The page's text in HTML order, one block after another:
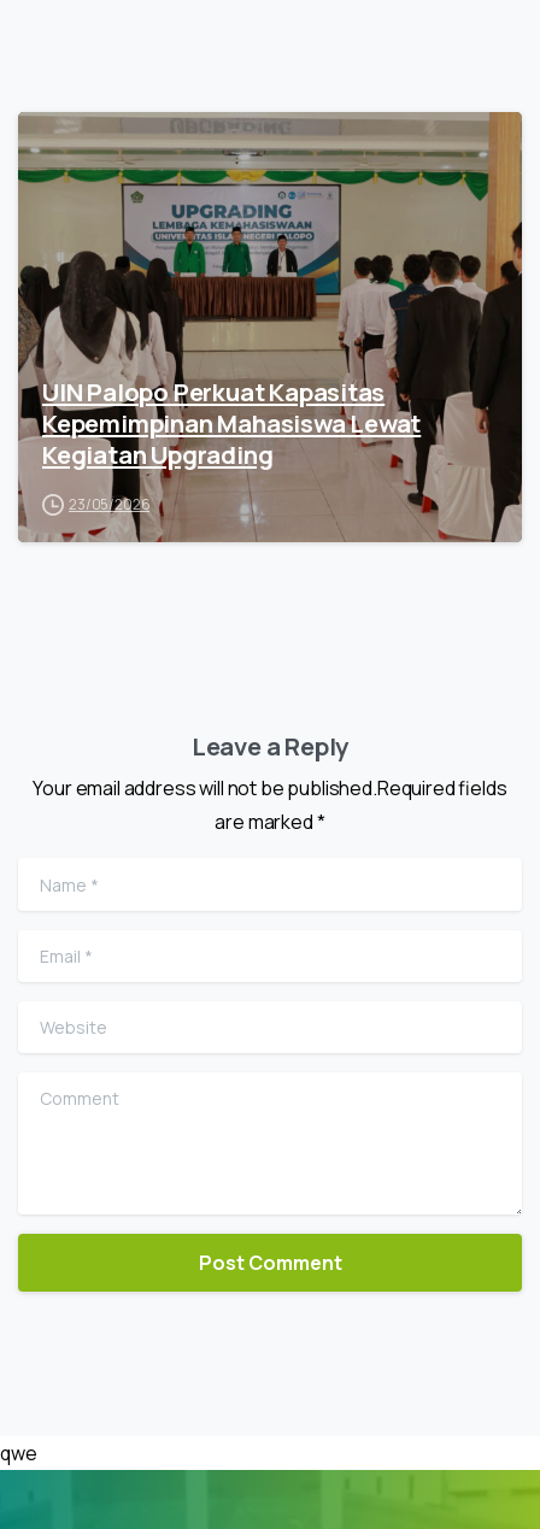
UIN Palopo Perkuat Kapasitas
Kepemimpinan Mahasiswa Lewat
Kegiatan Upgrading
23/05/2026
Leave a Reply
Your email address will not be published.Required fields
are marked *
Name
Email
Website
Comment
qwe